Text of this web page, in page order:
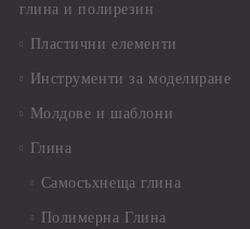
глина и полирезин
Пластични елементи
Инструменти за моделиране
Молдове и шаблони
Глина
Самосъхнеща глина
Полимерна Глина